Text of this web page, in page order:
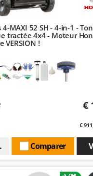
autoportées
débroussailleuses
de sol
- MGM
MAXI 52 SH - 4-in-1 -
tractée 4x4 - Moteur
VERSION !
€
€
Comparer